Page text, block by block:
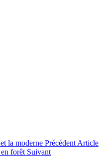
la moderne Précédent Article
forêt Suivant